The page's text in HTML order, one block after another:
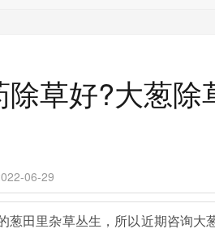
草好?大葱
06-29
葱田里杂草丛生，所以近期咨询